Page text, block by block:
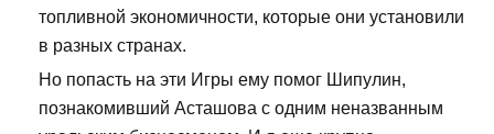
топливной экономичности, которые они установили
в разных странах.
Но попасть на эти Игры ему помог Шипулин,
познакомивший Асташова с одним неназванным